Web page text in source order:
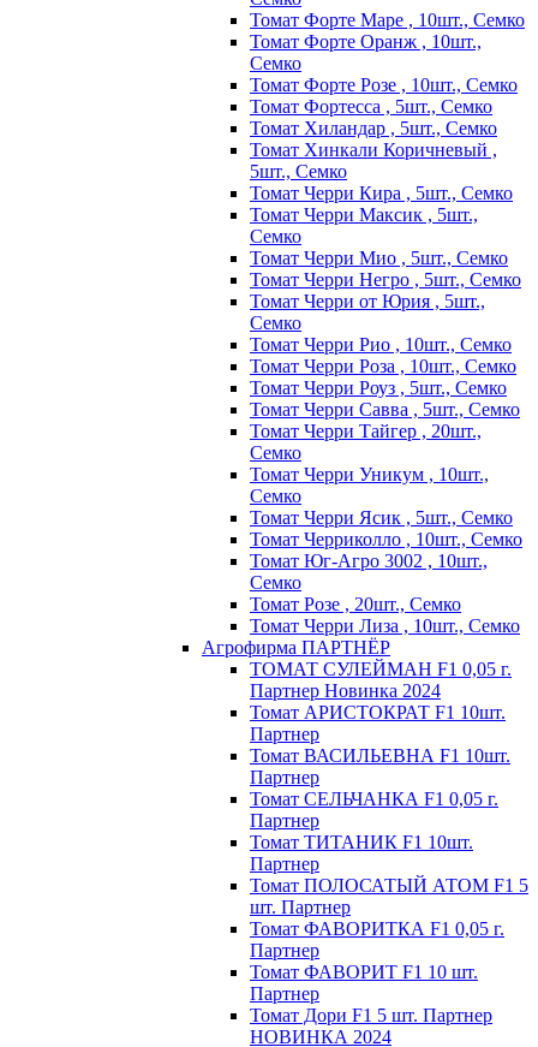
Томат Форте Маре , 10шт., Семко
Томат Форте Оранж , 10шт.,
Семко
Томат Форте Розе , 10шт., Семко
Томат Фортесса , 5шт., Семко
Томат Хиландар , 5шт., Семко
Томат Хинкали Коричневый ,
5шт., Семко
Томат Черри Кира , 5шт., Семко
Томат Черри Максик , 5шт.,
Семко
Томат Черри Мио , 5шт., Семко
Томат Черри Негро , 5шт., Семко
Томат Черри от Юрия , 5шт.,
Семко
Томат Черри Рио , 10шт., Семко
Томат Черри Роза , 10шт., Семко
Томат Черри Роуз , 5шт., Семко
Томат Черри Савва , 5шт., Семко
Томат Черри Тайгер , 20шт.,
Семко
Томат Черри Уникум , 10шт.,
Семко
Томат Черри Ясик , 5шт., Семко
Томат Черриколло , 10шт., Семко
Томат Юг-Агро 3002 , 10шт.,
Семко
Томат Розе , 20шт., Семко
Томат Черри Лиза , 10шт., Семко
Агрофирма ПАРТНЁР
ТОМАТ СУЛЕЙМАН F1 0,05 г.
Партнер Новинка 2024
Томат АРИСТОКРАТ F1 10шт.
Партнер
Томат ВАСИЛЬЕВНА F1 10шт.
Партнер
Томат СЕЛЬЧАНКА F1 0,05 г.
Партнер
Томат ТИТАНИК F1 10шт.
Партнер
Томат ПОЛОСАТЫЙ АТОМ F1 5
шт. Партнер
Томат ФАВОРИТКА F1 0,05 г.
Партнер
Томат ФАВОРИТ F1 10 шт.
Партнер
Томат Дори F1 5 шт. Партнер
НОВИНКА 2024